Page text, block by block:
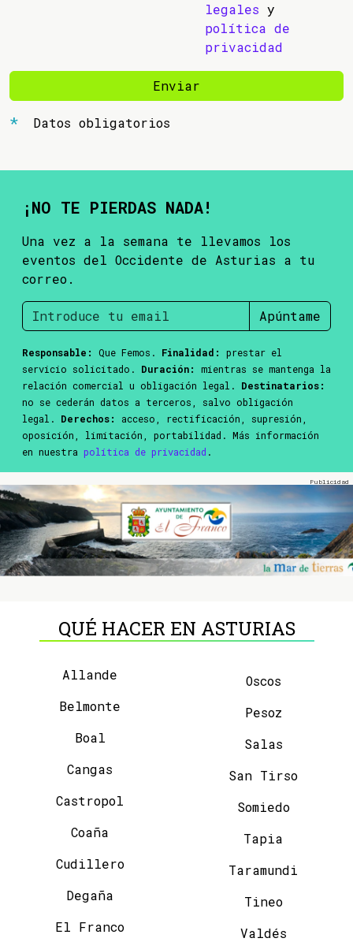
legales y
política de
privacidad
Enviar
Datos obligatorios
¡NO TE PIERDAS NADA!
Una vez a la semana te llevamos los
eventos del Occidente de Asturias a tu
correo.
Apúntame
Responsable: Que Femos. Finalidad:
prestar el
servicio solicitado. Duración:
mientras se mantenga la
relación comercial u obligación legal. Destinatarios:
no se cederán datos a terceros, salvo obligación
legal. Derechos:
acceso, rectificación, supresión,
oposición, limitación, portabilidad. Más información
en nuestra política de privacidad .
QUÉ HACER EN ASTURIAS
Allande
Belmonte
Boal
Cangas
Castropol
Coaña
Cudillero
Degaña
El Franco
Oscos
Pesoz
Salas
San Tirso
Somiedo
Tapia
Taramundi
Tineo
Valdés